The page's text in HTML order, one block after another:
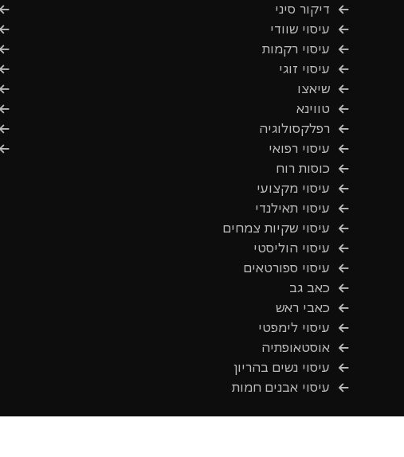
דיקור סיני
עיסוי שוודי
עיסוי רקמות
עיסוי זוגי
שיאצו
טווינא
רפלקסולוגיה
עיסוי רפואי
כוסות רוח
עיסוי מקצועי
עיסוי תאילנדי
עיסוי שקיות צמחים
עיסוי הוליסטי
עיסוי ספורטאים
כאב גב
כאבי ראש
עיסוי לימפטי
אוסטאופתיה
עיסוי נשים בהריון
עיסוי אבנים חמות